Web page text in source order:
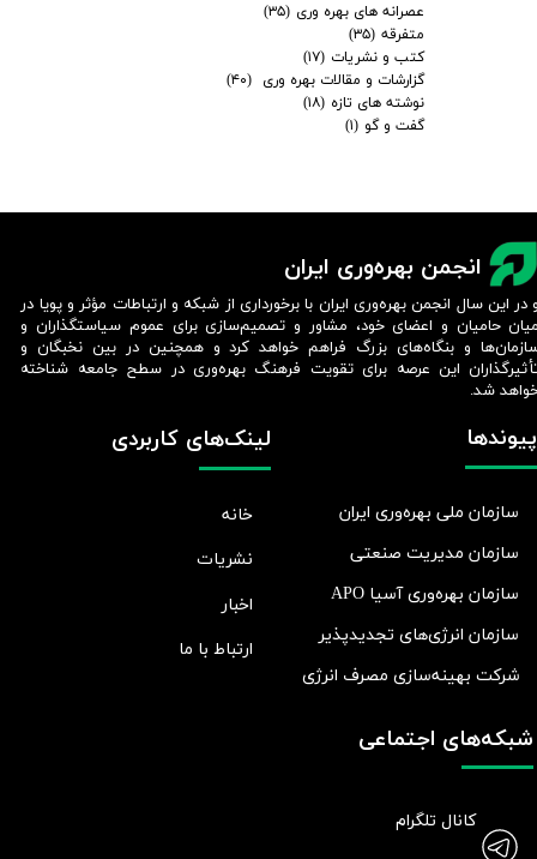
عصرانه های بهره وری (۳۵)
متفرقه (۳۵)
کتب و نشریات (۱۷)
گزارشات و مقالات بهره وری
(۴۰)
نوشته های تازه (۱۸)
گفت و گو (۱)
انجمن بهره‌وری ایران
لینک‌های کاربردی
خانه
نشریات
اخبار
ارتباط با ما
پیوندها
سازمان ملی بهره‌وری ایران
سازمان مدیریت صنعتی
سازمان بهره‌وری آسیا APO
سازمان انرژی‌های تجدیدپذیر
شرکت بهينه‌سازی مصرف انرژی
شبکه‌های اجتماعی
کانال تلگرام
در این سال انجمن بهره‌وری ایران با برخورداری از شبکه و ارتباطات مؤثر و پویا در
حامیان و اعضای خود، مشاور و تصمیم‌سازی برای عموم سیاستگذاران و
و بنگاه‌های بزرگ فراهم خواهد کرد و همچنین در بین نخبگان و
این عرصه برای تقویت فرهنگ بهره‌وری در سطح جامعه شناخته
شد.​​​​​​​